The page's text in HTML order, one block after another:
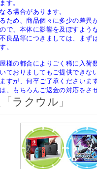
す。
る場合があります。
め、商品個々に多少の差異
、本体に影響を及ぼすよう
良品等につきましては、ま
。
の都合によりごく稀に入荷
ておりましてもご提供できな
すが、何卒ご了承くださいま
、もちろんご返金の対応をさ
ラクウル」